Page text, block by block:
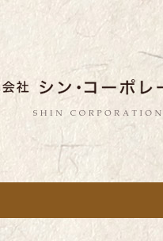
し
を運
ショ
お店「真希（し
って24時間営